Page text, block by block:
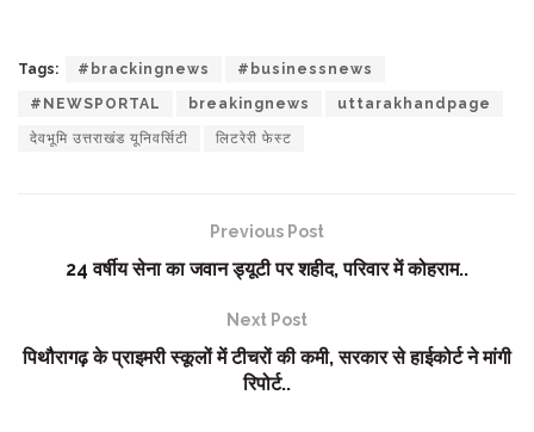
Tags: #brackingnews #businessnews
#NEWSPORTAL breakingnews uttarakhandpage
देवभूमि उत्तराखंड यूनिवर्सिटी लिटरेरी फेस्ट
Previous Post
24 वर्षीय सेना का जवान ड्यूटी पर शहीद, परिवार में कोहराम..
Next Post
पिथौरागढ़ के प्राइमरी स्कूलों में टीचरों की कमी, सरकार से हाईकोर्ट ने मांगी
रिपोर्ट..